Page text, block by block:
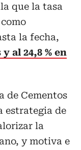
que la tasa
la fecha,
al 24,8 % en
de Cementos
estrategia de
la
y motiva e